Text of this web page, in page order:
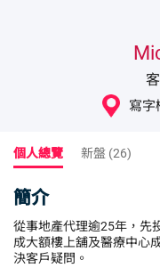
寫字
個人總覽 新盤 (26)
簡介
從事地產代理逾25年，先
成大額樓上舖及醫療中心
決客戶疑問。